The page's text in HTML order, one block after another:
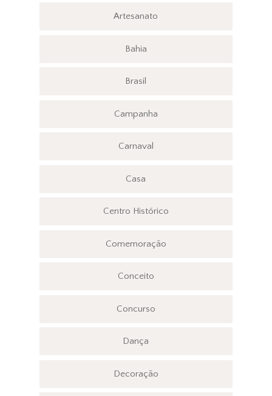
Artesanato
Bahia
Brasil
Campanha
Carnaval
Casa
Centro Histórico
Comemoração
Conceito
Concurso
Dança
Decoração